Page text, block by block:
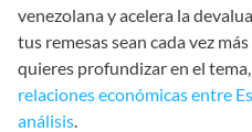
venezolana y acelera la
tus remesas sean cada vez
quieres profundizar en el
relaciones económicas entre
análisis